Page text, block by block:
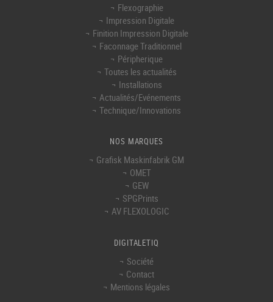
Flexographie
Impression Digitale
Finition Impression Digitale
Faconnage Traditionnel
Péripherique
Toutes les actualités
Installations
Actualités/Evénements
Technique/Innovations
NOS MARQUES
Grafisk Maskinfabrik GM
OMET
GEW
SPGPrints
AV FLEXOLOGIC
DIGITALETIQ
Société
Contact
Mentions légales